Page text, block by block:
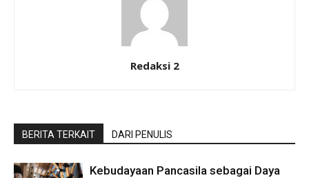
Redaksi 2
BERITA TERKAIT DARI PENULIS
Kebudayaan Pancasila sebagai Daya